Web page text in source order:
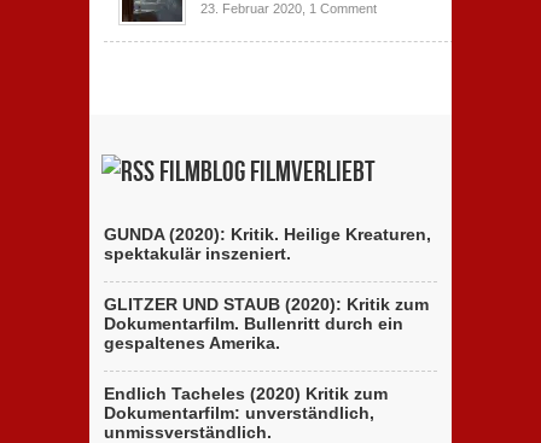
23. Februar 2020, 1 Comment
Filmblog filmverliebt
GUNDA (2020): Kritik. Heilige Kreaturen,
spektakulär inszeniert.
GLITZER UND STAUB (2020): Kritik zum
Dokumentarfilm. Bullenritt durch ein
gespaltenes Amerika.
Endlich Tacheles (2020) Kritik zum
Dokumentarfilm: unverständlich,
unmissverständlich.